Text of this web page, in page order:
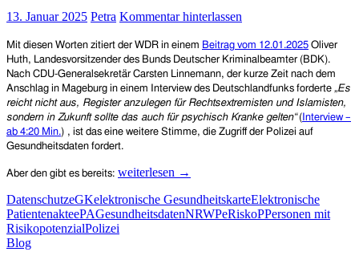
Ausland
13. Januar 2025 Petra Kommentar hinterlassen
Mit diesen Worten zitiert der WDR in einem Beitrag vom 12.01.2025 Oliver
Huth, Landesvorsitzender des Bunds Deutscher Kriminalbeamter (BDK).
Nach CDU-Generalsekretär Carsten Linnemann, der kurze Zeit nach dem
Anschlag in Mageburg in einem Interview des Deutschlandfunks forderte „Es
reicht nicht aus, Register anzulegen für Rechtsextremisten und Islamisten,
sondern in Zukunft sollte das auch für psychisch Kranke gelten“( Interview –
ab 4:20 Min.) , ist das eine weitere Stimme, die Zugriff der Polizei auf
Gesundheitsdaten fordert.
Aber den gibt es bereits: Nach
Anschlag
von
Magdeburg:
weiterlesen →
DatenschutzeGKelektronische GesundheitskarteElektronische
PatientenakteePAGesundheitsdatenNRWPeRiskoPPersonen mit
RisikopotenzialPolizei
Blog